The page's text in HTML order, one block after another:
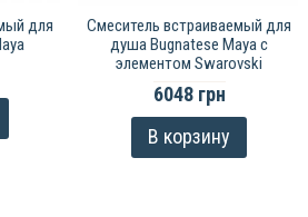
для
Смеситель встраиваемый для
душа Bugnatese Maya с
элементом Swarovski
6048 грн
В корзину